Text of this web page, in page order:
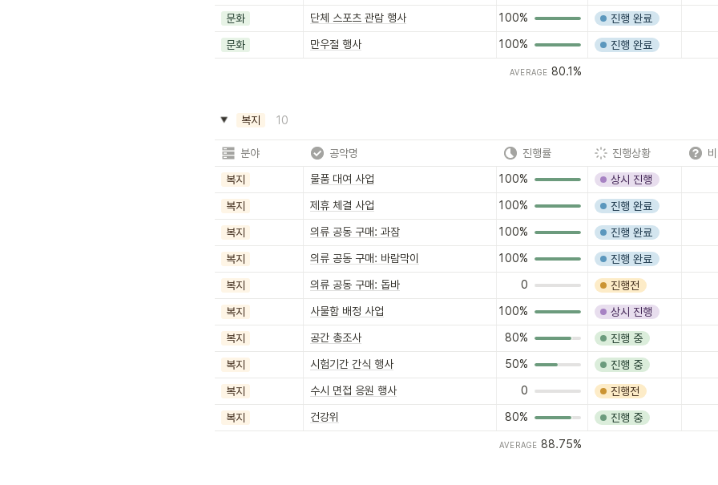
문화 단체 스포츠 관람 행사 100% 진행 완료
문화 만우절 행사 100% 진행 완료
AVERAGE 80.1%
복지 10
분야 공약명 진행률 진행상황
복지 물품 대여 사업 100% 상시 진행
복지 제휴 체결 사업 100% 진행 완료
복지 의류 공동 구매: 과잠 100% 진행 완료
복지 의류 공동 구매: 바람막이 100% 진행 완료
복지 의류 공동 구매: 돕바 0 진행전
복지 사물함 배정 사업 100% 상시 진행
복지 공간 총조사 80% 진행 중
복지 시험기간 간식 행사 50% 진행 중
복지 수시 면접 응원 행사 0 진행전
복지 건강위 80% 진행 중
AVERAGE 88.75%